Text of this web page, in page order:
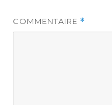
COMMENTAIRE *